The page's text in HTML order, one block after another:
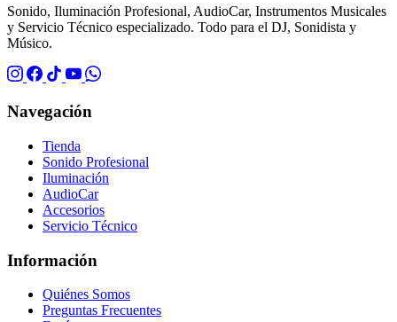
Sonido, Iluminación Profesional, AudioCar, Instrumentos Musicales
y Servicio Técnico especializado. Todo para el DJ, Sonidista y
Músico.
Navegación
Tienda
Sonido Profesional
Iluminación
AudioCar
Accesorios
Servicio Técnico
Información
Quiénes Somos
Preguntas Frecuentes